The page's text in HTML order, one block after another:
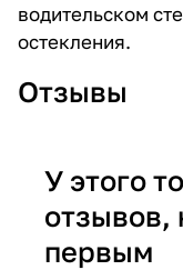
водительском
остекления.
Отзывы
У этого
отзывов,
первым